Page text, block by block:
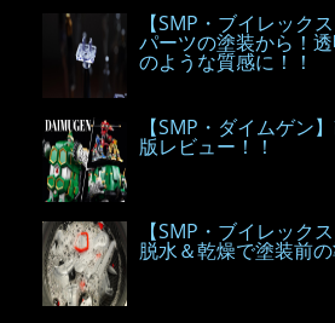
【SMP・ブイレック
パーツの塗装から！
のような質感に！！
【SMP・ダイムゲン
版レビュー！！
【SMP・ブイレック
脱水＆乾燥で塗装前